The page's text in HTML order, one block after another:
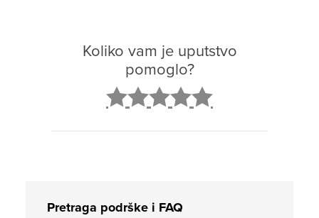
Koliko vam je uputstvo
pomoglo?
Pretraga podrške i FAQ